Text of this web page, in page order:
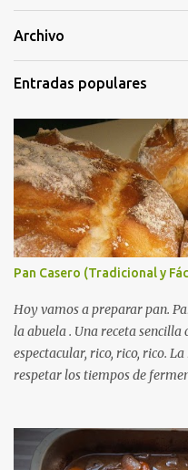
Archivo
Entradas populares
Pan Casero (Tradicional y
Hoy vamos a preparar pan.
la abuela . Una receta
espectacular, rico, rico, rico.
respetar los tiempos de
utilizarlo para otras recetas
INGREDIENTES para un Pan